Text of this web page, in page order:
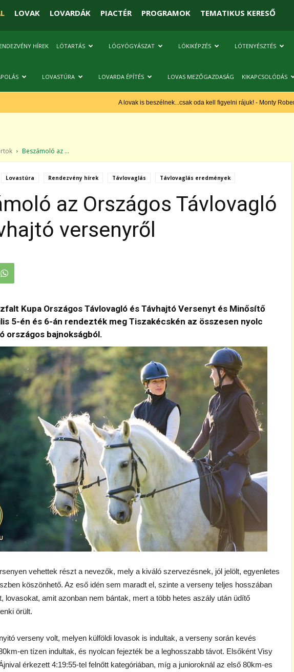
LOVAK LOVARDÁK PIACTÉR PROGRAMOK TEMATIKUS KERESŐ
HÍREK LÓTARTÁS LÓGYÓGYÁSZAT LÓKIKÉPZÉS LÓTENYÉSZTÉS
LOVASTÚRA LOVARDA ÉPÍTÉS LOVAS MEZŐGAZDASÁG KIKAPCSOLÓDÁS
A lovak is beszélnek...csak oda kell figyelni rájuk! - Monty
Beszámoló az ...
Lovastúra Rendezvény hírek Távlovaglás Távlovaglás eredmények
az Országos Távlovagló
versenyről
Kupa Országos Távlovagló és Távhajtó Versenyt és Minősítő
5-én és 6-án rendezték meg Tiszakécskén az összesen nyolc
országos bajnokságból.
vehettek részt a nevezők, mely a kiváló szervezésnek, jól jelölt, egyenletes
köszönhető. Az eső idén sem maradt el, szinte a verseny teljes hosszában
lovasokat, amit azonban nem bántak, mert a több hetes aszály után üdítő
örült.
verseny volt, melyen külföldi lovasok is indultak, a verseny során kevés
en tízen indultak, és nyolcan fejezték be a leghosszabb távot. Elsőként Visy
érkezett 4:19:55-tel felnőtt kategóriában, míg a junioroknál az első 80km-es